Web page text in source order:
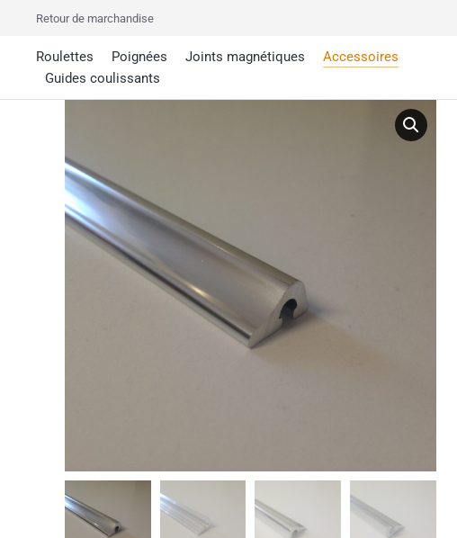
Retour de marchandise
Roulettes Poignées Joints magnétiques
Accessoires
Guides coulissants